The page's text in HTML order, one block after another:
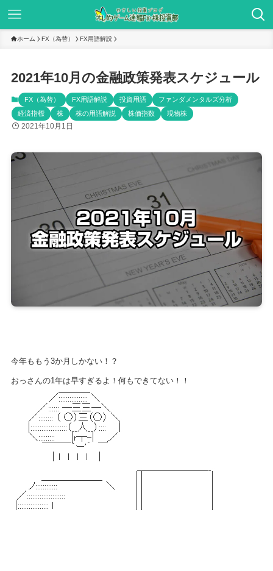
ホーム FX（為替） FX用語解説
2021年10月の金融政策発表スケジュール
FX（為替） FX用語解説 投資用語
ファンダメンタルズ分析
経済指標
株 株の用語解説 株価指数 現物株
2021年10月1日
今年ももう3か月しかない！？
おっさんの1年は早すぎるよ！何もできてない！！